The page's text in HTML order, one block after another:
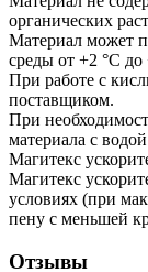
органических
Материал может
среды от +2 °C до
При работе с
поставщиком.
При
материала с
Магитекс
Магитекс
условиях (при
пену с меньшей
Отзывы